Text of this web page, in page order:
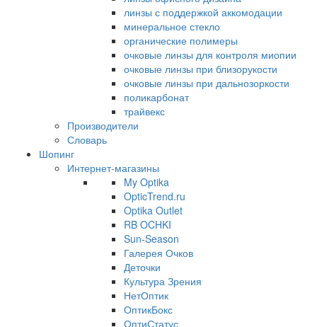
линзы с поддержкой аккомодации
минеральное стекло
органические полимеры
очковые линзы для контроля миопии
очковые линзы при близорукости
очковые линзы при дальнозоркости
поликарбонат
трайвекс
Производители
Словарь
Шопинг
Интернет-магазины
My Optika
OpticTrend.ru
Optika Outlet
RB OCHKI
Sun-Season
Галерея Очков
Деточки
Культура Зрения
НетОптик
ОптикБокс
ОптиСтатус